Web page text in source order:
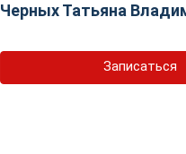
Черных Татьяна
Записаться